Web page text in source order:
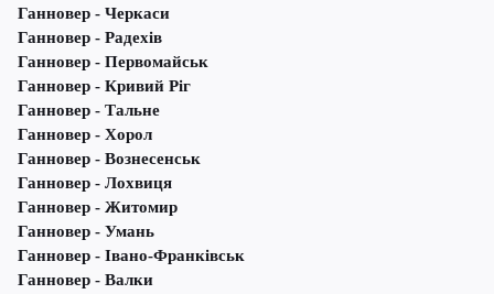
Ганновер - Черкаси
Ганновер - Радехів
Ганновер - Первомайськ
Ганновер - Кривий Ріг
Ганновер - Тальне
Ганновер - Хорол
Ганновер - Вознесенськ
Ганновер - Лохвиця
Ганновер - Житомир
Ганновер - Умань
Ганновер - Івано-Франківськ
Ганновер - Валки